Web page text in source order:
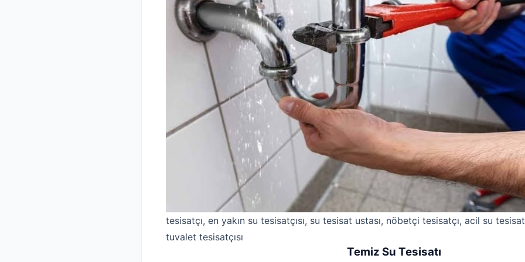
tesisatçı, en yakın su tesisatçısı, su tesisat ustası, nöbetçi tesisatçı, acil su
tuvalet tesisatçısı
Temiz Su Tesisatı